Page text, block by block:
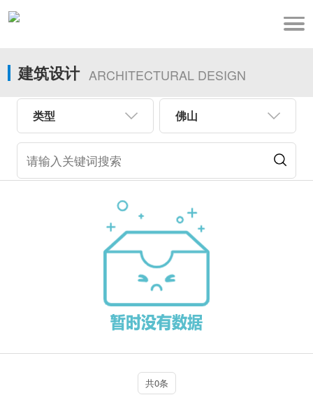
建筑设计 ARCHITECTURAL DESIGN
类型 佛山
共0条